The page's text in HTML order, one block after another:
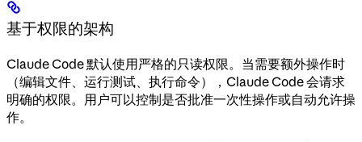
基于权限的架构
Claude Code 默认使用严格的只读权限。当需要额外操作时
（编辑文件、运行测试、执行命令），Claude Code 会请求
明确的权限。用户可以控制是否批准一次性操作或自动允许操
作。